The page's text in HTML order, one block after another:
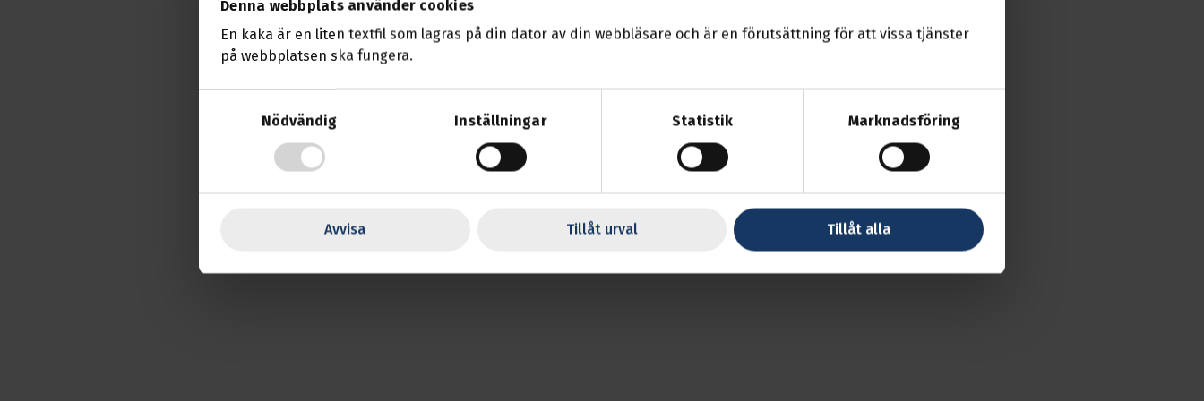
Denna webbplats använder cookies
En kaka är en liten textfil som lagras på din dator av din webbläsare och är en förutsättning för att vissa tjänster
på webbplatsen ska fungera.
Nödvändig
Inställningar Statistik Marknadsföring
Avvisa Tillåt urval Tillåt alla
att gälla. Reglerna gäller för alla beslut som tas den 1 oktober
eller senare.
Läs mer här!